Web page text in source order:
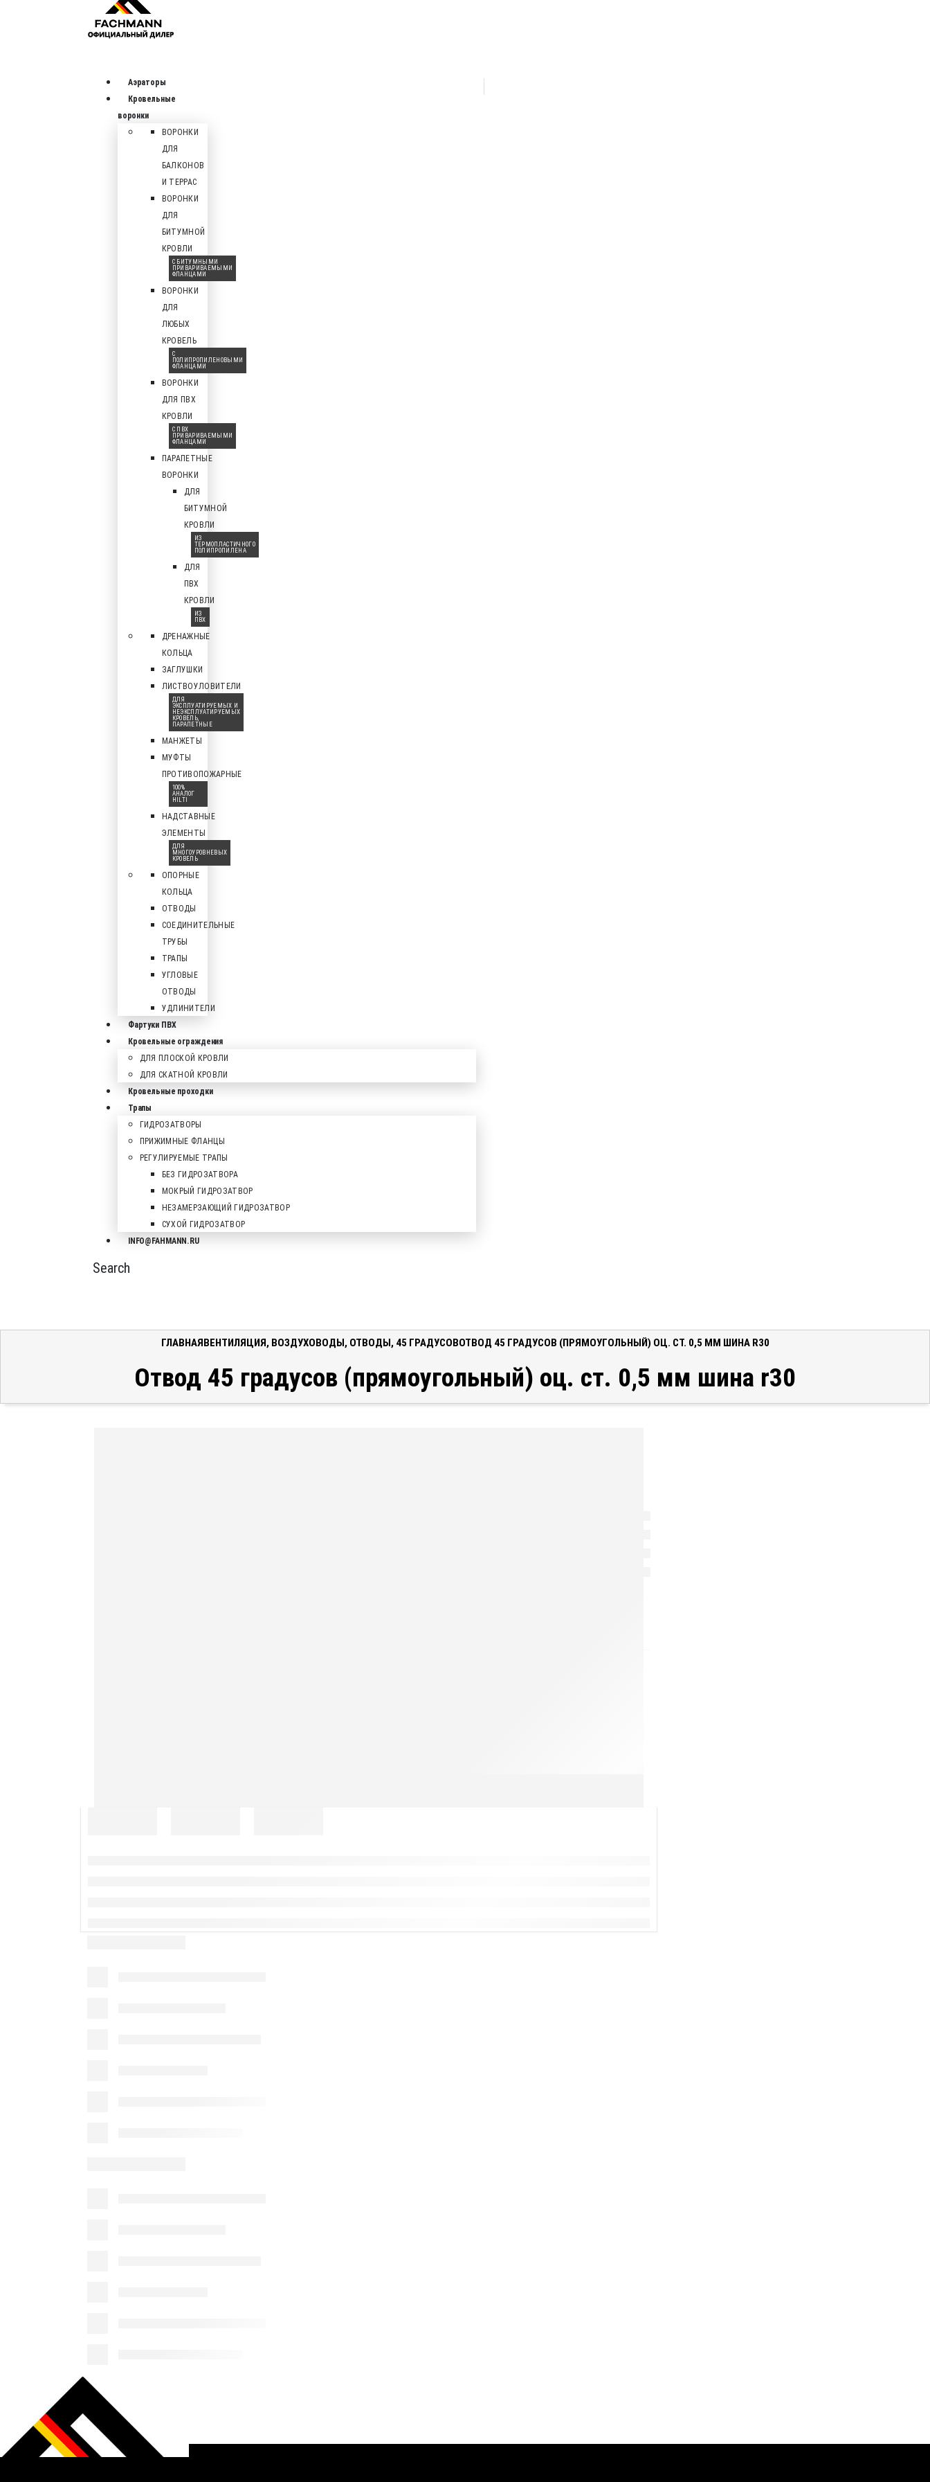
Аэраторы
Кровельные
воронки
ВОРОНКИ
ДЛЯ
БАЛКОНОВ
И ТЕРРАС
ВОРОНКИ
ДЛЯ
БИТУМНОЙ
КРОВЛИ
С БИТУМНЫМИ
ПРИВАРИВАЕМЫМИ
ФЛАНЦАМИ
ВОРОНКИ
ДЛЯ
ЛЮБЫХ
КРОВЕЛЬ
С
ПОЛИПРОПИЛЕНОВЫМИ
ФЛАНЦАМИ
ВОРОНКИ
ДЛЯ ПВХ
КРОВЛИ
С ПВХ
ПРИВАРИВАЕМЫМИ
ФЛАНЦАМИ
ПАРАПЕТНЫЕ
ВОРОНКИ
ДЛЯ
БИТУМНОЙ
КРОВЛИ
ИЗ
ТЕРМОПЛАСТИЧНОГО
ПОЛИПРОПИЛЕНА
ДЛЯ
ПВХ
КРОВЛИ
ИЗ
ПВХ
ДРЕНАЖНЫЕ
КОЛЬЦА
ЗАГЛУШКИ
ЛИСТВОУЛОВИТЕЛИ
ДЛЯ
ЭКСПЛУАТИРУЕМЫХ И
НЕЭКСПЛУАТИРУЕМЫХ
КРОВЕЛЬ,
ПАРАПЕТНЫЕ
МАНЖЕТЫ
МУФТЫ
ПРОТИВОПОЖАРНЫЕ
100%
АНАЛОГ
HILTI
НАДСТАВНЫЕ
ЭЛЕМЕНТЫ
ДЛЯ
МНОГОУРОВНЕВЫХ
КРОВЕЛЬ
ОПОРНЫЕ
КОЛЬЦА
ОТВОДЫ
СОЕДИНИТЕЛЬНЫЕ
ТРУБЫ
ТРАПЫ
УГЛОВЫЕ
ОТВОДЫ
УДЛИНИТЕЛИ
Фартуки ПВХ
Кровельные ограждения
ДЛЯ ПЛОСКОЙ КРОВЛИ
ДЛЯ СКАТНОЙ КРОВЛИ
Кровельные проходки
Трапы
ГИДРОЗАТВОРЫ
ПРИЖИМНЫЕ ФЛАНЦЫ
РЕГУЛИРУЕМЫЕ ТРАПЫ
БЕЗ ГИДРОЗАТВОРА
МОКРЫЙ ГИДРОЗАТВОР
НЕЗАМЕРЗАЮЩИЙ ГИДРОЗАТВОР
СУХОЙ ГИДРОЗАТВОР
INFO@FAHMANN.RU
Search
ГЛАВНАЯВЕНТИЛЯЦИЯ, ВОЗДУХОВОДЫ, ОТВОДЫ, 45 ГРАДУСОВОТВОД 45 ГРАДУСОВ (ПРЯМОУГОЛЬНЫЙ) ОЦ. СТ. 0,5 ММ ШИНА R30
Отвод 45 градусов (прямоугольный) оц. ст. 0,5 мм шина r30